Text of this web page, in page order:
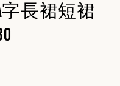
長裙短裙